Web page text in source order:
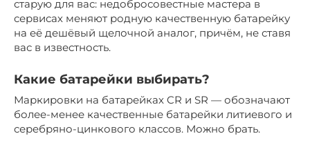
старую для вас: недобросовестные мастера в
сервисах меняют родную качественную батарейку
на её дешёвый щелочной аналог, причём, не ставя
вас в известность.
Какие батарейки выбирать?
Маркировки на батарейках CR и SR — обозначают
более-менее качественные батарейки литиевого и
серебряно-цинкового классов. Можно брать.